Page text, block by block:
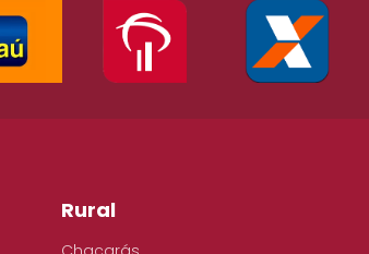
Rural